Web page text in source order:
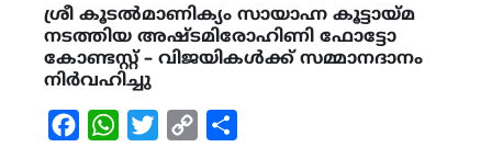
ശ്രീ കൂടൽമാണിക്യം സായാഹ്ന കൂട്ടായ്മ
നടത്തിയ അഷ്ടമിരോഹിണി ഫോട്ടോ
കോണ്ടസ്റ്റ് – വിജയികൾക്ക് സമ്മാനദാനം
നിർവഹിച്ചു
FacebookWhatsAppTwitterCopy